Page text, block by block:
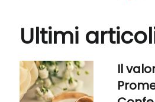
Ultimi
Il